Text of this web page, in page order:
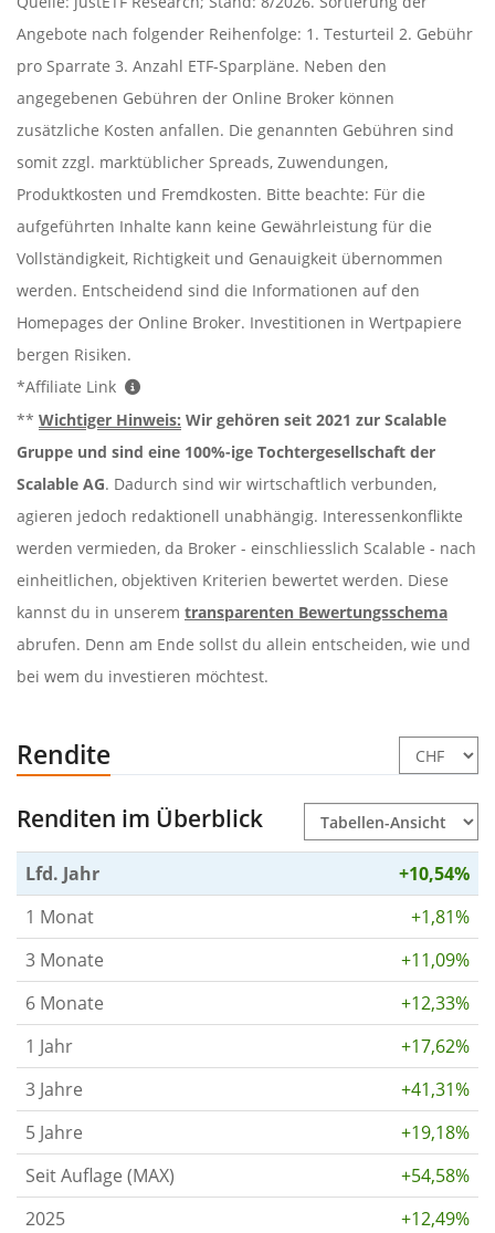
Angebote nach folgender Reihenfolge: 1. Testurteil 2. Gebühr
pro Sparrate 3. Anzahl ETF-Sparpläne. Neben den
angegebenen Gebühren der Online Broker können
zusätzliche Kosten anfallen. Die genannten Gebühren sind
somit zzgl. marktüblicher Spreads, Zuwendungen,
Produktkosten und Fremdkosten. Bitte beachte: Für die
aufgeführten Inhalte kann keine Gewährleistung für die
Vollständigkeit, Richtigkeit und Genauigkeit übernommen
werden. Entscheidend sind die Informationen auf den
Homepages der Online Broker. Investitionen in Wertpapiere
bergen Risiken.
*Affiliate Link
** Wichtiger Hinweis: Wir gehören seit 2021 zur Scalable
Gruppe und sind eine 100%-ige Tochtergesellschaft der
Scalable AG. Dadurch sind wir wirtschaftlich verbunden,
agieren jedoch redaktionell unabhängig. Interessenkonflikte
werden vermieden, da Broker - einschliesslich Scalable - nach
einheitlichen, objektiven Kriterien bewertet werden. Diese
kannst du in unserem transparenten Bewertungsschema
abrufen. Denn am Ende sollst du allein entscheiden, wie und
bei wem du investieren möchtest.
Rendite
Renditen im Überblick
Lfd. Jahr
+10,54%
1 Monat
+1,81%
3 Monate
+11,09%
6 Monate
+12,33%
1 Jahr
+17,62%
3 Jahre
+41,31%
5 Jahre
+19,18%
Seit Auflage (MAX)
+54,58%
2025
+12,49%